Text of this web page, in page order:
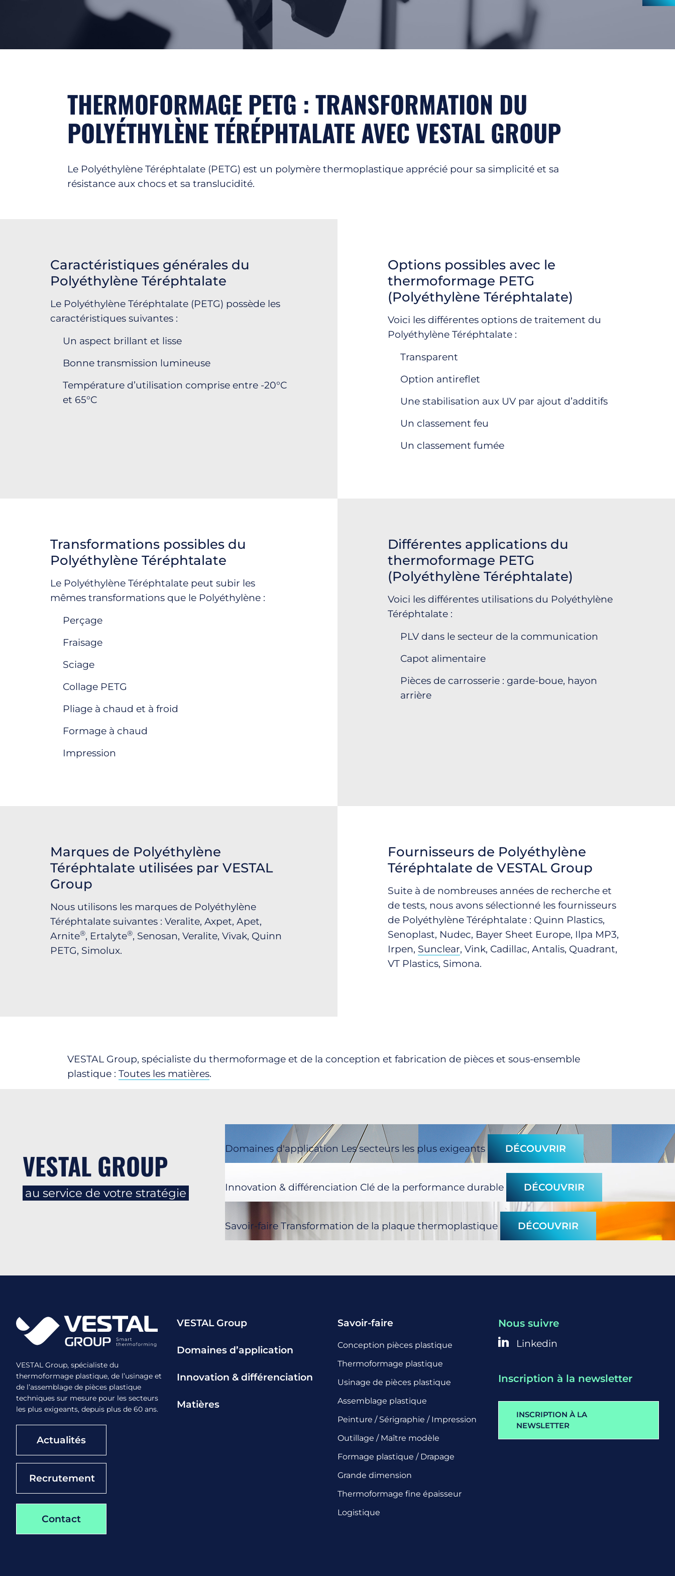
/
Architecture
THERMOFORMAGE PETG : TRANSFORMATION DU
POLYÉTHYLÈNE TÉRÉPHTALATE AVEC VESTAL GROUP
Le Polyéthylène Téréphtalate (PETG) est un polymère thermoplastique apprécié pour sa simplicité et sa
résistance aux chocs et sa translucidité.
Caractéristiques générales du
Polyéthylène Téréphtalate
Le Polyéthylène Téréphtalate (PETG) possède les
caractéristiques suivantes :
Un aspect brillant et lisse
Bonne transmission lumineuse
Température d’utilisation comprise entre -20°C
et 65°C
Options possibles avec le
thermoformage PETG
(Polyéthylène Téréphtalate)
Voici les différentes options de traitement du
Polyéthylène Téréphtalate :
Transparent
Option antireflet
Une stabilisation aux UV par ajout d’additifs
Un classement feu
Un classement fumée
Transformations possibles du
Polyéthylène Téréphtalate
Le Polyéthylène Téréphtalate peut subir les
mêmes transformations que le Polyéthylène :
Perçage
Fraisage
Sciage
Collage PETG
Pliage à chaud et à froid
Formage à chaud
Impression
Différentes applications du
thermoformage PETG
(Polyéthylène Téréphtalate)
Voici les différentes utilisations du Polyéthylène
Téréphtalate :
PLV dans le secteur de la communication
Capot alimentaire
Pièces de carrosserie : garde-boue, hayon
arrière
Marques de Polyéthylène
Téréphtalate utilisées par VESTAL
Group
Nous utilisons les marques de Polyéthylène
Téréphtalate suivantes : Veralite, Axpet, Apet,
Arnite®, Ertalyte®, Senosan, Veralite, Vivak, Quinn
PETG, Simolux.
Fournisseurs de Polyéthylène
Téréphtalate de VESTAL Group
Suite à de nombreuses années de recherche et
de tests, nous avons sélectionné les fournisseurs
de Polyéthylène Téréphtalate : Quinn Plastics,
Senoplast, Nudec, Bayer Sheet Europe, Ilpa MP3,
Irpen, Sunclear, Vink, Cadillac, Antalis, Quadrant,
VT Plastics, Simona.
VESTAL Group, spécialiste du thermoformage et de la conception et fabrication de pièces et sous-ensemble
plastique : Toutes les matières.
VESTAL GROUP
au service de votre stratégie
Domaines d'application Les secteurs les plus exigeants DÉCOUVRIR
Innovation & différenciation Clé de la performance durable DÉCOUVRIR
Savoir-faire Transformation de la plaque thermoplastique DÉCOUVRIR
VESTAL Group, spécialiste du
thermoformage plastique, de l’usinage et
de l’assemblage de pièces plastique
techniques sur mesure pour les secteurs
les plus exigeants, depuis plus de 60 ans.
Actualités
Recrutement
Contact
VESTAL Group
Domaines d’application
Innovation & différenciation
Matières
Savoir-faire
Conception pièces plastique
Thermoformage plastique
Usinage de pièces plastique
Assemblage plastique
Peinture / Sérigraphie / Impression
Outillage / Maître modèle
Formage plastique / Drapage
Grande dimension
Thermoformage fine épaisseur
Logistique
Nous suivre
Linkedin
Inscription à la newsletter
INSCRIPTION À LA
NEWSLETTER